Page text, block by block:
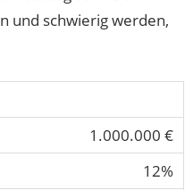
und schwierig werden,
1.000.000 €
12%